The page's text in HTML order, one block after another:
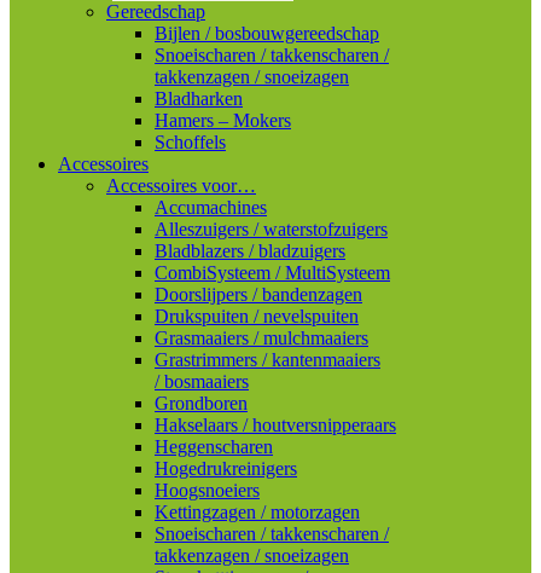
Gereedschap
Bijlen / bosbouwgereedschap
Snoeischaren / takkenscharen /
takkenzagen / snoeizagen
Bladharken
Hamers – Mokers
Schoffels
Accessoires
Accessoires voor…
Accumachines
Alleszuigers / waterstofzuigers
Bladblazers / bladzuigers
CombiSysteem / MultiSysteem
Doorslijpers / bandenzagen
Drukspuiten / nevelspuiten
Grasmaaiers / mulchmaaiers
Grastrimmers / kantenmaaiers
/ bosmaaiers
Grondboren
Hakselaars / houtversnipperaars
Heggenscharen
Hogedrukreinigers
Hoogsnoeiers
Kettingzagen / motorzagen
Snoeischaren / takkenscharen /
takkenzagen / snoeizagen